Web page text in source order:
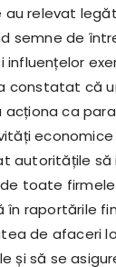
relevat
semne de
influențelor
constatat că
ca
autoritățile
toate
raportările
de afaceri
și să se